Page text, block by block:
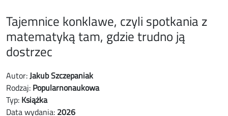
Tajemnice konklawe, czyli spotkania z
matematyką tam, gdzie trudno ją
dostrzec
Autor:Jakub Szczepaniak
Rodzaj: Popularnonaukowa
Typ: Książka
Data wydania: 2026